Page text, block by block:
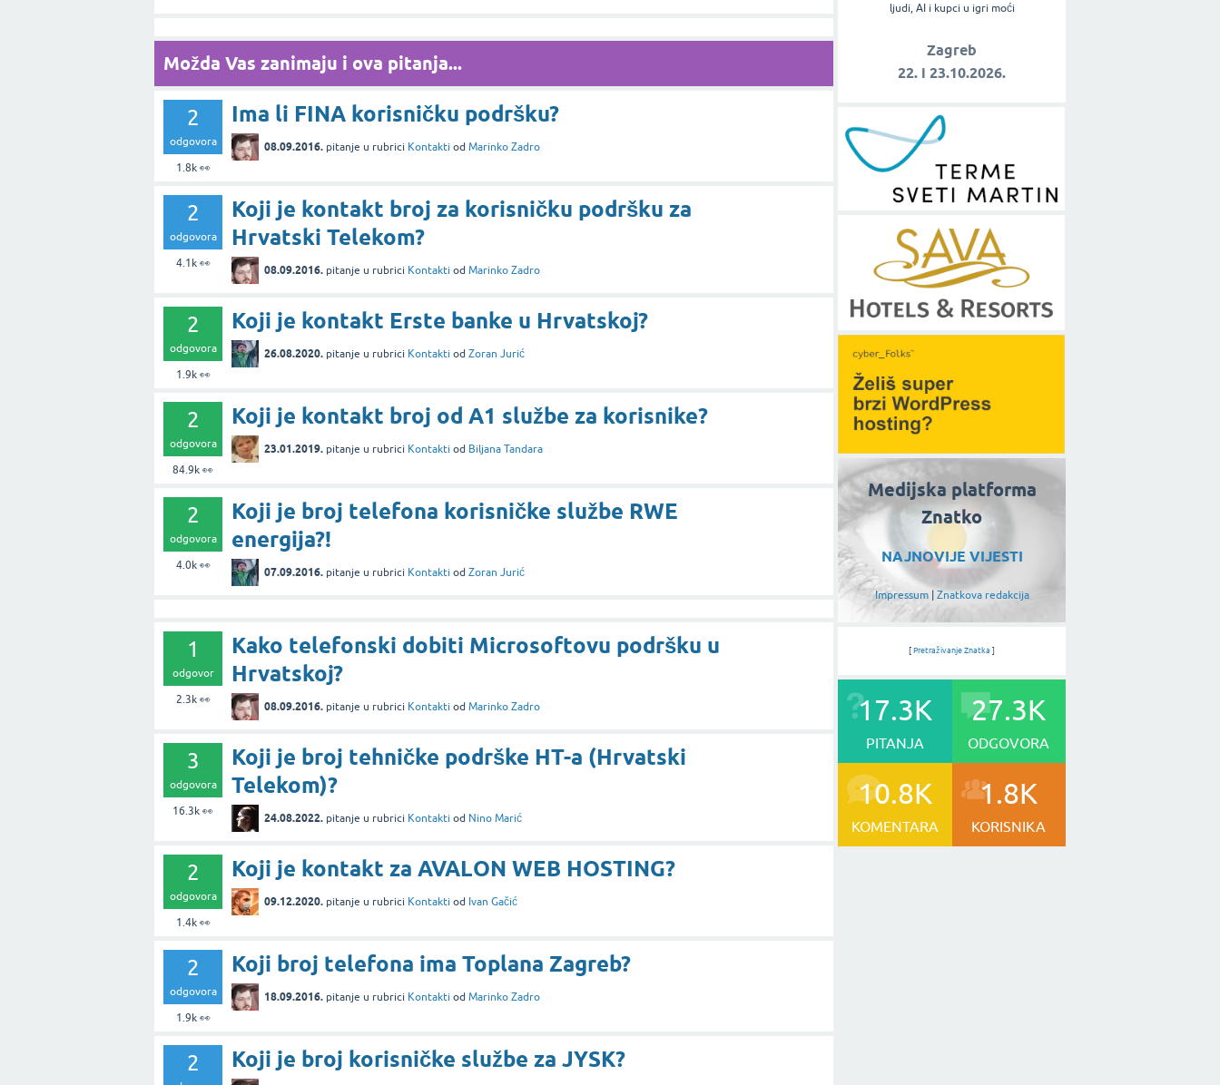
Možda Vas zanimaju i ova pitanja...
2
odgovora
1.8k👀
Ima li FINA korisničku podršku?
08.09.2016. pitanje u rubrici Kontakti od Marinko Zadro
2
odgovora
4.1k👀
Koji je kontakt broj za korisničku podršku za
Hrvatski Telekom?
08.09.2016. pitanje u rubrici Kontakti od Marinko Zadro
2
odgovora
1.9k👀
Koji je kontakt Erste banke u Hrvatskoj?
26.08.2020. pitanje u rubrici Kontakti od Zoran Jurić
2
odgovora
84.9k 👀
Koji je kontakt broj od A1 službe za korisnike?
23.01.2019. pitanje u rubrici Kontakti od Biljana Tandara
2
odgovora
4.0k👀
Koji je broj telefona korisničke službe RWE
energija?!
07.09.2016. pitanje u rubrici Kontakti od Zoran Jurić
1
odgovor
2.3k👀
Kako telefonski dobiti Microsoftovu podršku u
Hrvatskoj?
08.09.2016. pitanje u rubrici Kontakti od Marinko Zadro
3
odgovora
16.3k 👀
Koji je broj tehničke podrške HT-a (Hrvatski
Telekom)?
24.08.2022. pitanje u rubrici Kontakti od Nino Marić
2
odgovora
1.4k👀
Koji je kontakt za AVALON WEB HOSTING?
09.12.2020. pitanje u rubrici Kontakti od Ivan Gačić
2
odgovora
1.9k👀
Koji broj telefona ima Toplana Zagreb?
18.09.2016. pitanje u rubrici Kontakti od Marinko Zadro
2 Koji je broj korisničke službe za JYSK?
ljudi, AI i kupci u igri moći
Zagreb
22. i 23.10.2026.
Medijska platforma
Znatko
NAJNOVIJE VIJESTI
Impressum| Znatkova redakcija
[ Pretraživanje Znatka ]
17.3K
PITANJA
27.3K
ODGOVORA
10.8K
KOMENTARA
1.8K
KORISNIKA